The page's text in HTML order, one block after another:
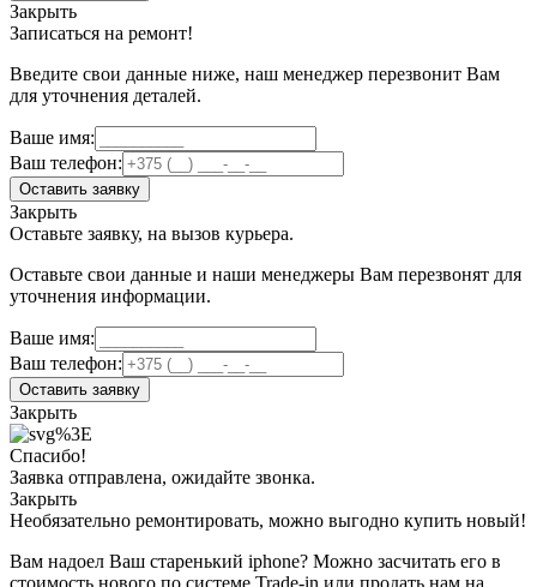
Закрыть
Записаться на ремонт!
Введите свои данные ниже, наш менеджер перезвонит Вам
для уточнения деталей.
Ваше имя:
Ваш телефон:
Оставить заявку
Закрыть
Оставьте заявку, на вызов курьера.
Оставьте свои данные и наши менеджеры Вам перезвонят для
уточнения информации.
Ваше имя:
Ваш телефон:
Оставить заявку
Закрыть
Спасибо!
Заявка отправлена, ожидайте звонка.
Закрыть
Необязательно ремонтировать, можно выгодно купить новый!
Вам надоел Ваш старенький iphone? Можно засчитать его в